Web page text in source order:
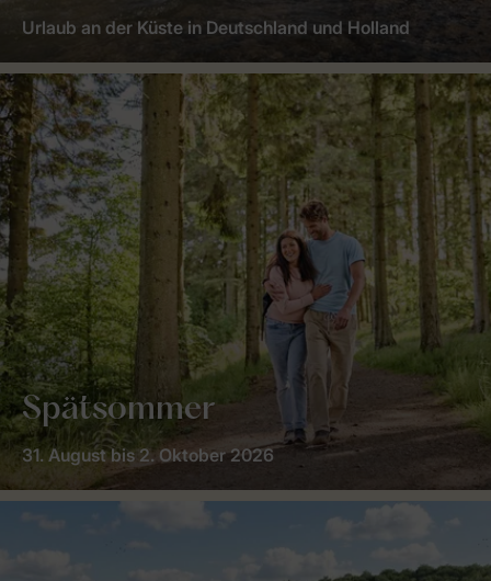
Urlaub an der Küste in Deutschland und Holland
Spätsommer
31. August bis 2. Oktober 2026